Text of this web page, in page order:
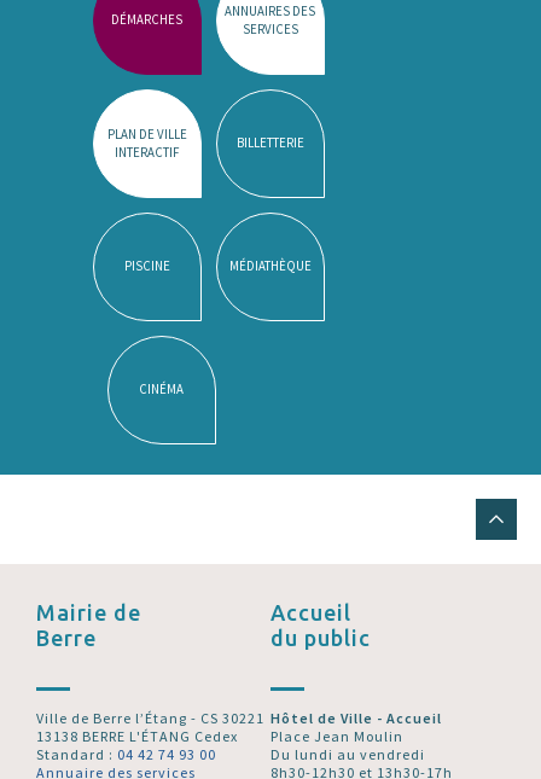
DÉMARCHES
ANNUAIRES DES
SERVICES
PLAN DE VILLE
INTERACTIF
BILLETTERIE
PISCINE MÉDIATHÈQUE
CINÉMA
Mairie de
Berre
Ville de Berre l’Étang - CS 30221
13138 BERRE L'ÉTANG Cedex
Standard : 04 42 74 93 00
Annuaire des services
Accueil
du public
Hôtel de Ville - Accueil
Place Jean Moulin
Du lundi au vendredi
8h30-12h30 et 13h30-17h